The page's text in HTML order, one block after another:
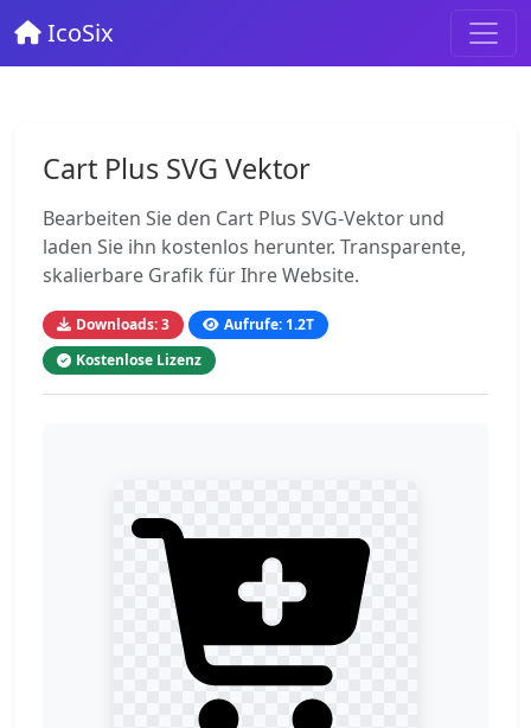
IcoSix
Cart Plus SVG Vektor
Bearbeiten Sie den Cart Plus SVG-Vektor und
laden Sie ihn kostenlos herunter. Transparente,
skalierbare Grafik für Ihre Website.
Downloads: 3
Aufrufe: 1.2T
Kostenlose Lizenz